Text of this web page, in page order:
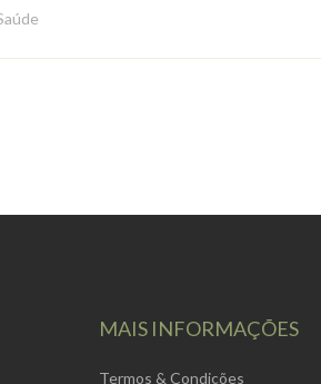
MAIS INFORMAÇÕES
Termos & Condições